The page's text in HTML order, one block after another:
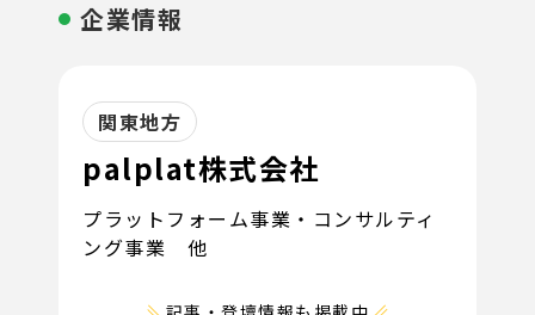
企業情報
関東地方
palplat株式会社
プラットフォーム事業・コンサルティ
ング事業 他